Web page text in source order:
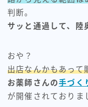
判断。
サッと通過して、陸
おや？
出店なんかもあって
お薬師さんの手づく
が開催されておりま